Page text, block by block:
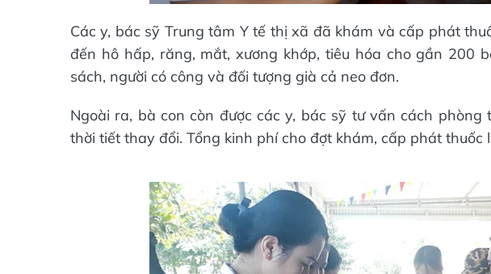
Các y, bác sỹ Trung tâm Y tế thị xã đã khám và cấp phát
đến hô hấp, răng, mắt, xương khớp, tiêu hóa cho gần 200
sách, người có công và đối tượng già cả neo đơn.
Ngoài ra, bà con còn được các y, bác sỹ tư vấn cách
thời tiết thay đổi. Tổng kinh phí cho đợt khám, cấp phát thuốc